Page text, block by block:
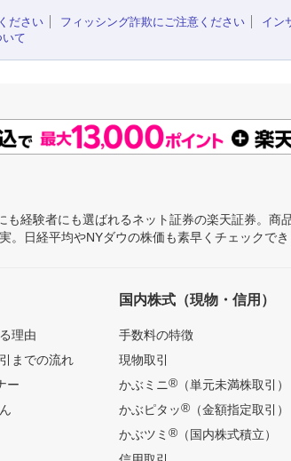
ださい
フィッシング詐欺にご注意ください イン
て
経験者にも選ばれるネット証券の楽天証券。
日経平均やNYダウの株価も素早くチェックでき
理由
までの流れ
ー
国内株式（現物・信用）
手数料の特徴
現物取引
かぶミニ®（単元未満株取引）
かぶピタッ®（金額指定取引）
かぶツミ ®（国内株式積立）